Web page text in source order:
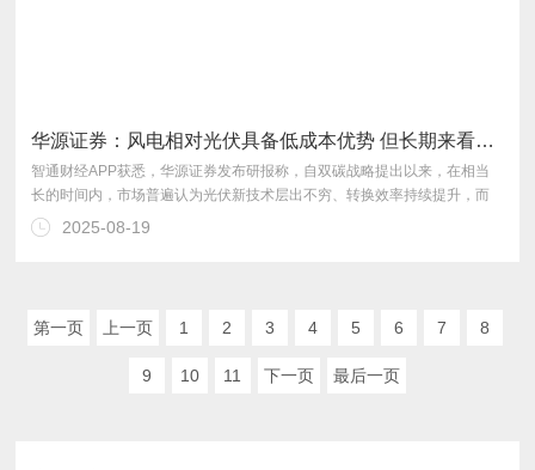
华源证券：风电相对光伏具备低成本优势 但长期来看光伏综合成本较低
2025-08-19
第一页 上一页 1 2 3 4 5 6 7 8
9 10 11 下一页 最后一页